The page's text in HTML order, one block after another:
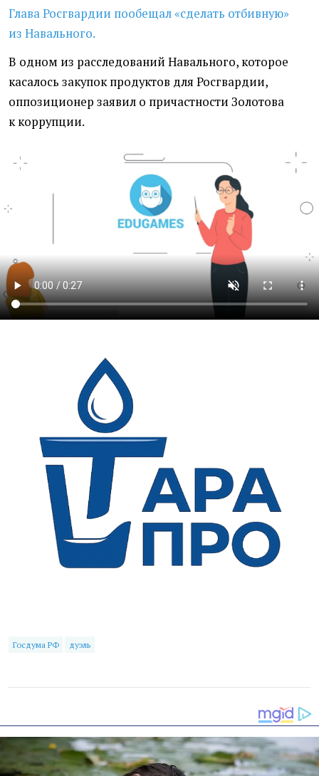
Глава Росгвардии пообещал«сделать отбивную»
из Навального.
В одном из расследований Навального, которое
касалось закупок продуктов для Росгвардии,
оппозиционер заявил о причастности Золотова
к коррупции.
Госдума РФ дуэль